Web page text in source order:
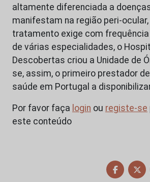
altamente diferenciada a
manifestam na região peri-
tratamento exige com
de várias especialidades, o
Descobertas criou a Unidade de
se, assim, o primeiro prestador
saúde em Portugal a
Por favor faça login ou registe-se
este conteúdo